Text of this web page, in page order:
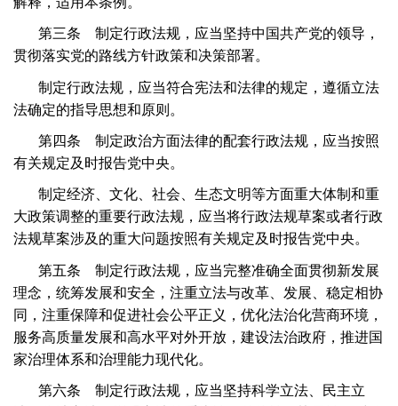
第三条 制定行政法规，应当坚持中国共产党的领导，
贯彻落实党的路线方针政策和决策部署。
制定行政法规，应当符合宪法和法律的规定，遵循立法
法确定的指导思想和原则。
第四条 制定政治方面法律的配套行政法规，应当按照
有关规定及时报告党中央。
制定经济、文化、社会、生态文明等方面重大体制和重
大政策调整的重要行政法规，应当将行政法规草案或者行政
法规草案涉及的重大问题按照有关规定及时报告党中央。
第五条 制定行政法规，应当完整准确全面贯彻新发展
理念，统筹发展和安全，注重立法与改革、发展、稳定相协
同，注重保障和促进社会公平正义，优化法治化营商环境，
服务高质量发展和高水平对外开放，建设法治政府，推进国
家治理体系和治理能力现代化。
第六条 制定行政法规，应当坚持科学立法、民主立